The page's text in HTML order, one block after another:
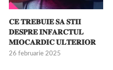
𝐂𝐄 𝐓𝐑𝐄𝐁𝐔𝐈𝐄 𝐒𝐀 𝐒𝐓𝐈𝐈
𝐃𝐄𝐒𝐏𝐑𝐄 𝐈𝐍𝐅𝐀𝐑𝐂𝐓𝐔𝐋
𝐌𝐈𝐎𝐂𝐀𝐑𝐃𝐈𝐂 𝐔𝐋𝐓𝐄𝐑𝐈𝐎𝐑
26 februarie 2025